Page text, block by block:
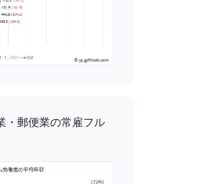
・郵便業の常雇フル